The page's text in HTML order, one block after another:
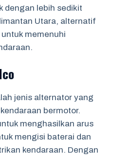
dengan lebih sedikit
Utara, alternatif
memenuhi
jenis alternator yang
bermotor.
menghasilkan arus
mengisi baterai dan
kendaraan. Dengan